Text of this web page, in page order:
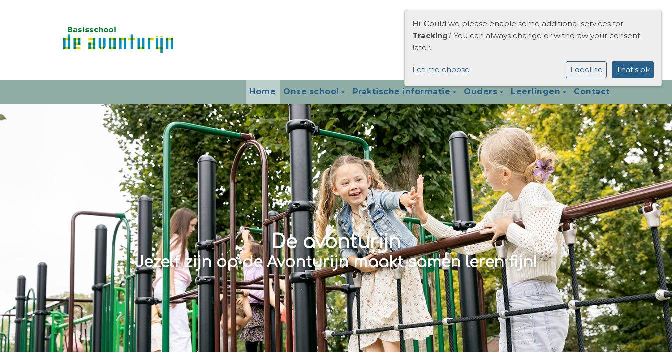
Home Onze school Praktische informatie Ouders Leerlingen Contact
De avonturijn
Jezelf zijn op de Avonturijn maakt samen leren fijn!
Hi! Could we please enable some additional services for
Tracking? You can always change or withdraw your consent
later.
Let me choose I decline That's ok